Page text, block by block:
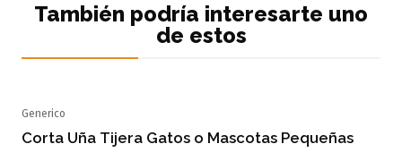
También podría interesarte uno
de estos
Generico
Corta Uña Tijera Gatos o Mascotas Pequeñas